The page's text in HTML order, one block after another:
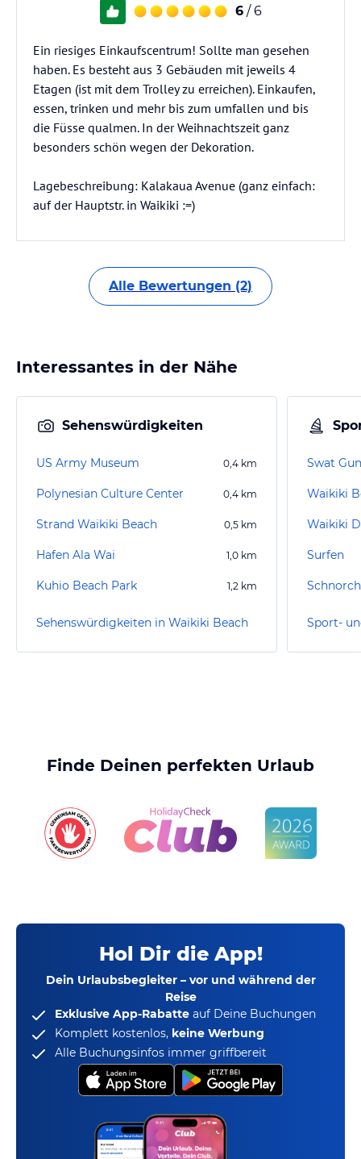
6 / 6
Ein riesiges Einkaufscentrum! Sollte man gesehen
haben. Es besteht aus 3 Gebäuden mit jeweils 4
Etagen (ist mit dem Trolley zu erreichen). Einkaufen,
essen, trinken und mehr bis zum umfallen und bis
die Füsse qualmen. In der Weihnachtszeit ganz
besonders schön wegen der Dekoration.
Lagebeschreibung: Kalakaua Avenue (ganz einfach:
auf der Hauptstr. in Waikiki :=)
Alle Bewertungen (2)
Interessantes in der Nähe
Sehenswürdigkeiten
US Army Museum 0,4 km
Polynesian Culture Center 0,4 km
Strand Waikiki Beach 0,5 km
Hafen Ala Wai 1,0 km
Kuhio Beach Park 1,2 km
Sehenswürdigkeiten in Waikiki Beach
Swat
Waikiki
Waikiki
Surfen
Finde Deinen perfekten Urlaub
Hol Dir die App!
Dein Urlaubsbegleiter – vor und während der
Reise
Exklusive App-Rabatte auf Deine Buchungen
Komplett kostenlos, keine Werbung
Alle Buchungsinfos immer griffbereit